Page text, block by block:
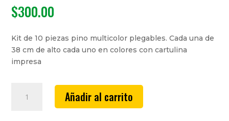
$300.00
Kit de 10 piezas pino multicolor plegables. Cada una de
38 cm de alto cada uno en colores con cartulina
impresa
Añadir al carrito